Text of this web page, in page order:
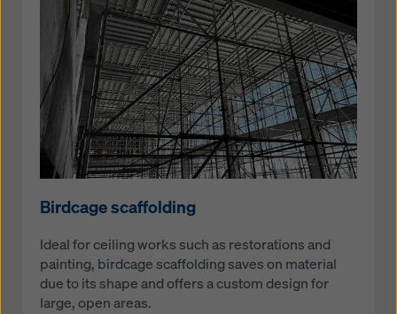
Birdcage scaffolding
Ideal for ceiling works such as restorations and
painting, birdcage scaffolding saves on material
due to its shape and offers a custom design for
large, open areas.